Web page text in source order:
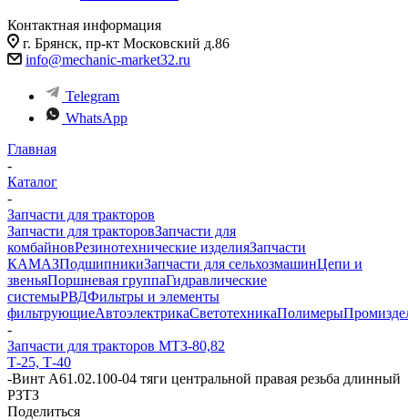
Контактная информация
г. Брянск, пр-кт Московский д.86
info@mechanic-market32.ru
Telegram
WhatsApp
Главная
-
Каталог
-
Запчасти для тракторов
Запчасти для тракторовЗапчасти для
комбайновРезинотехнические изделияЗапчасти
КАМАЗПодшипникиЗапчасти для сельхозмашинЦепи и
звеньяПоршневая группаГидравлические
системыРВДФильтры и элементы
фильтрующиеАвтоэлектрикаСветотехникаПолимеры
-
Запчасти для тракторов МТЗ-80,82
Т-25, Т-40
-Винт А61.02.100-04 тяги центральной правая резьба длинный
РЗТЗ
Поделиться